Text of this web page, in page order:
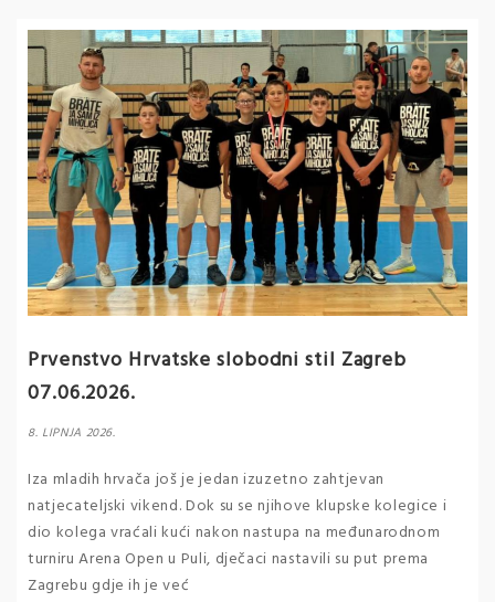
Prvenstvo Hrvatske slobodni stil Zagreb
07.06.2026.
8. LIPNJA 2026.
Iza mladih hrvača još je jedan izuzetno zahtjevan
natjecateljski vikend. Dok su se njihove klupske kolegice i
dio kolega vraćali kući nakon nastupa na međunarodnom
turniru Arena Open u Puli, dječaci nastavili su put prema
Zagrebu gdje ih je već